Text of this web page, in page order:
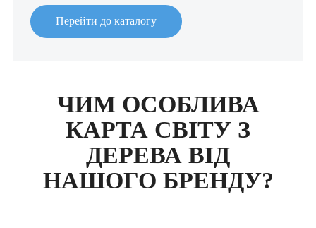
Перейти до каталогу
ЧИМ ОСОБЛИВА
КАРТА СВІТУ З
ДЕРЕВА ВІД
НАШОГО БРЕНДУ?